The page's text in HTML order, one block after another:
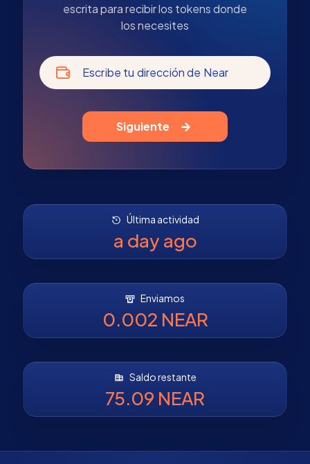
escrita para recibir los tokens donde
los necesites
Escribe tu dirección de Near
Siguiente
Última actividad
a day ago
Enviamos
0.002 NEAR
Saldo restante
75.09 NEAR